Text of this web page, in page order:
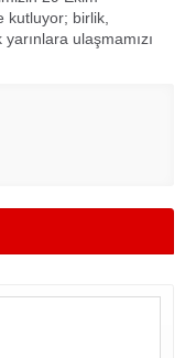
kutluyor; birlik,
ulaşmamızı